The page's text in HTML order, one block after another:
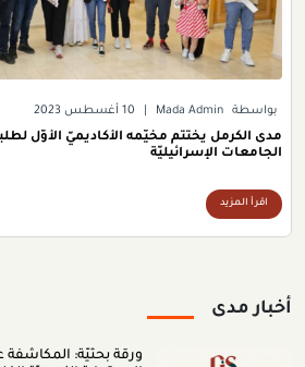
بواسطة Mada Admin 10 أغسطس 2023
مدى الكرمل يختتم مخيَّمه الأكاديميّ الأوّل
الجامعات الإسرائيليّة
اقرأ المزيد
أخبار مدى
ورقة بحثيّة: المكاشفة